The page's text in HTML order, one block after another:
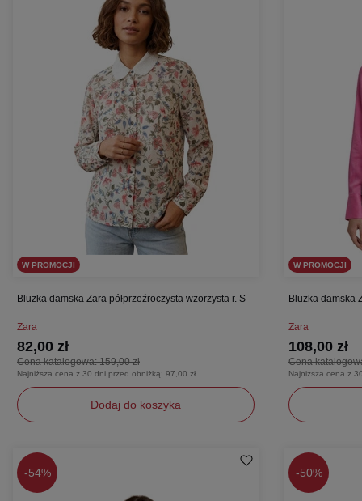
W PROMOCJI
Bluzka damska Zara półprzeźroczysta wzorzysta r. S
Zara
Cena katalogowa:159,00 zł
82,00 zł
Najniższa cena z 30 dni przed obniżką: 97,00 zł
Dodaj do koszyka
S
W PROMOCJI
Bluzka damska
Zara
Cena
108,00 zł
Najniższa cena z
S
-54% -50%